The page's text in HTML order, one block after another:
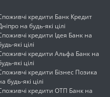
кредити Банк Кредит
на будь-які цілі
кредити Ідея Банк на
які цілі
кредити Альфа Банк на
які цілі
кредити Бізнес Позика
будь-які цілі
кредити ОТП Банк на